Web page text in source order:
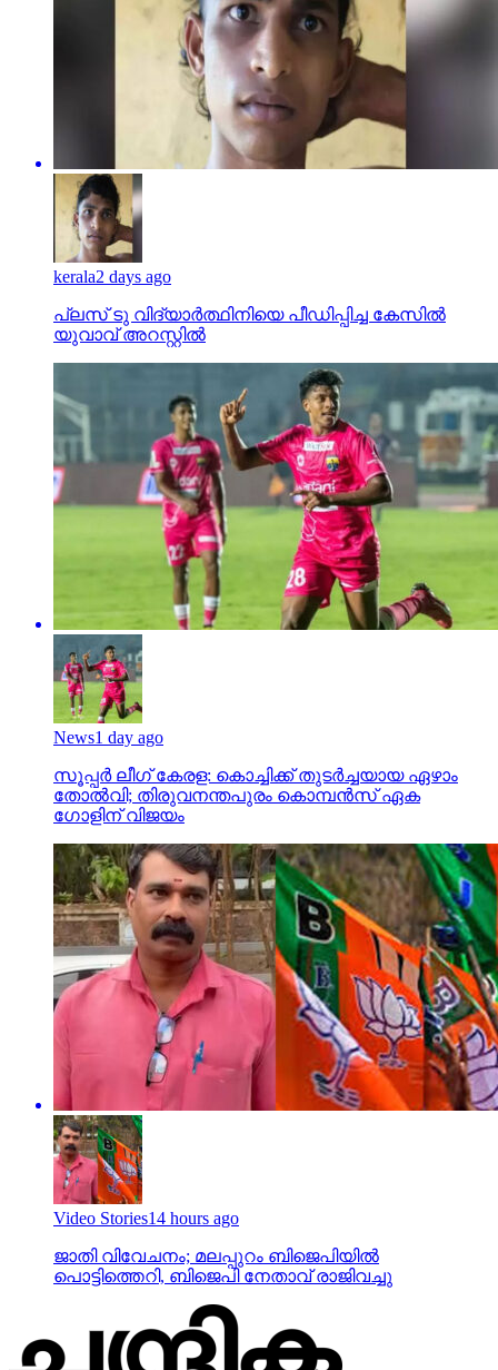
kerala2 days ago
പ്ലസ് ടു വിദ്യാര്‍ത്ഥിനിയെ പീഡിപ്പിച്ച കേസില്‍
യുവാവ് അറസ്റ്റില്‍
News1 day ago
സൂപ്പര്‍ ലീഗ് കേരള: കൊച്ചിക്ക് തുടര്‍ച്ചയായ ഏഴാം
തോല്‍വി; തിരുവനന്തപുരം കൊമ്പന്‍സ് ഏക
ഗോളിന് വിജയം
Video Stories14 hours ago
ജാതി വിവേചനം; മലപ്പുറം ബിജെപിയില്‍
പൊട്ടിത്തെറി, ബിജെപി നേതാവ് രാജിവച്ചു